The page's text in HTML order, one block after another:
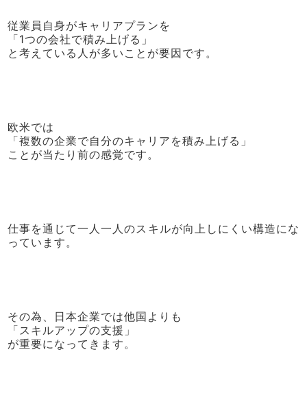
従業員自身がキャリアプランを
「1つの会社で積み上げる」
と考えている人が多いことが要因です。
欧米では
「複数の企業で自分のキャリアを積み上げる」
ことが当たり前の感覚です。
仕事を通じて一人一人のスキルが向上しにくい構造にな
っています。
その為、日本企業では他国よりも
「スキルアップの支援」
が重要になってきます。